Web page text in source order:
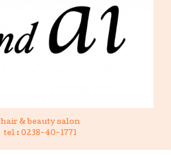
hair & beauty salon
tel : 0238-40-1771